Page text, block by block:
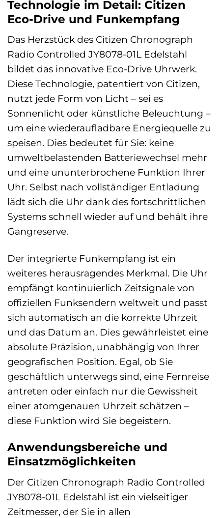
Technologie im Detail: Citizen
Eco-Drive und Funkempfang
Das Herzstück des Citizen Chronograph
Radio Controlled JY8078-01L Edelstahl
bildet das innovative Eco-Drive Uhrwerk.
Diese Technologie, patentiert von Citizen,
nutzt jede Form von Licht – sei es
Sonnenlicht oder künstliche Beleuchtung –
um eine wiederaufladbare Energiequelle zu
speisen. Dies bedeutet für Sie: keine
umweltbelastenden Batteriewechsel mehr
und eine ununterbrochene Funktion Ihrer
Uhr. Selbst nach vollständiger Entladung
lädt sich die Uhr dank des fortschrittlichen
Systems schnell wieder auf und behält ihre
Gangreserve.
Der integrierte Funkempfang ist ein
weiteres herausragendes Merkmal. Die Uhr
empfängt kontinuierlich Zeitsignale von
offiziellen Funksendern weltweit und passt
sich automatisch an die korrekte Uhrzeit
und das Datum an. Dies gewährleistet eine
absolute Präzision, unabhängig von Ihrer
geografischen Position. Egal, ob Sie
geschäftlich unterwegs sind, eine Fernreise
antreten oder einfach nur die Gewissheit
einer atomgenauen Uhrzeit schätzen –
diese Funktion wird Sie begeistern.
Anwendungsbereiche und
Einsatzmöglichkeiten
Der Citizen Chronograph Radio Controlled
JY8078-01L Edelstahl ist ein vielseitiger
Zeitmesser, der Sie in allen